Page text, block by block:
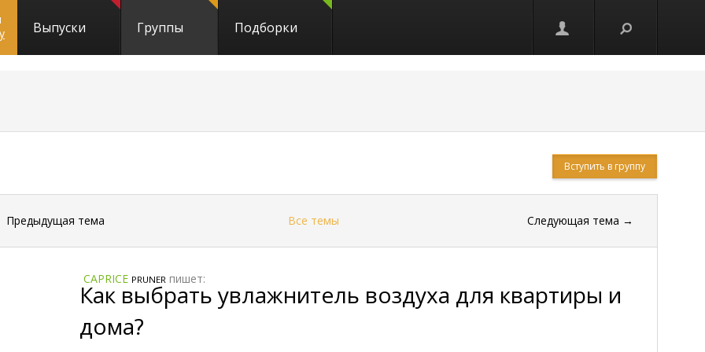
Выпуски Группы Подборки
Вступить в группу
Предыдущая тема Все темы Следующая тема →
CAPRICE PRUNER пишет:
Как выбрать увлажнитель воздуха для квартиры и
дома?